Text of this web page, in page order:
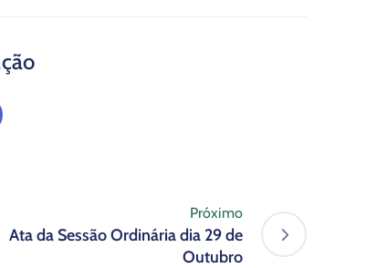
Próximo
Ata da Sessão Ordinária dia 29 de
Outubro